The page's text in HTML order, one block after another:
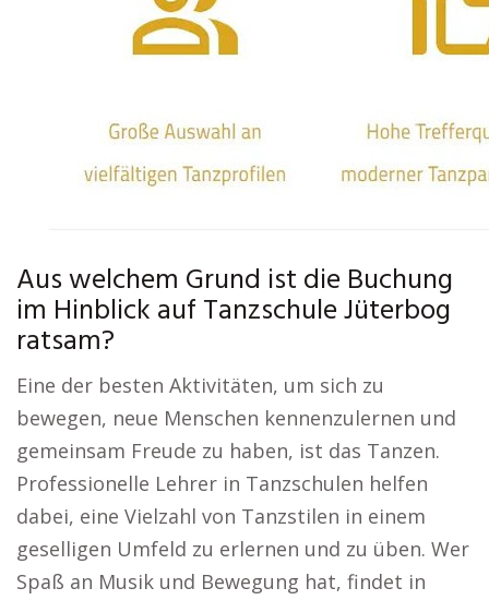
Aus welchem Grund ist die Buchung
im Hinblick auf Tanzschule Jüterbog
ratsam?
Eine der besten Aktivitäten, um sich zu
bewegen, neue Menschen kennenzulernen und
gemeinsam Freude zu haben, ist das Tanzen.
Professionelle Lehrer in Tanzschulen helfen
dabei, eine Vielzahl von Tanzstilen in einem
geselligen Umfeld zu erlernen und zu üben. Wer
Spaß an Musik und Bewegung hat, findet in